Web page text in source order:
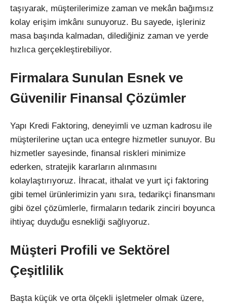
taşıyarak, müşterilerimize zaman ve mekân bağımsız
kolay erişim imkânı sunuyoruz. Bu sayede, işleriniz
masa başında kalmadan, dilediğiniz zaman ve yerde
hızlıca gerçekleştirebiliyor.
Firmalara Sunulan Esnek ve
Güvenilir Finansal Çözümler
Yapı Kredi Faktoring, deneyimli ve uzman kadrosu ile
müşterilerine uçtan uca entegre hizmetler sunuyor. Bu
hizmetler sayesinde, finansal riskleri minimize
ederken, stratejik kararların alınmasını
kolaylaştırıyoruz. İhracat, ithalat ve yurt içi faktoring
gibi temel ürünlerimizin yanı sıra, tedarikçi finansmanı
gibi özel çözümlerle, firmaların tedarik zinciri boyunca
ihtiyaç duyduğu esnekliği sağlıyoruz.
Müşteri Profili ve Sektörel
Çeşitlilik
Başta küçük ve orta ölçekli işletmeler olmak üzere,